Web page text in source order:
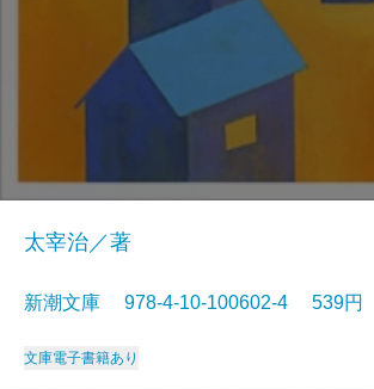
太宰治／著
新潮文庫 978-4-10-100602-4 539円
文庫電子書籍あり